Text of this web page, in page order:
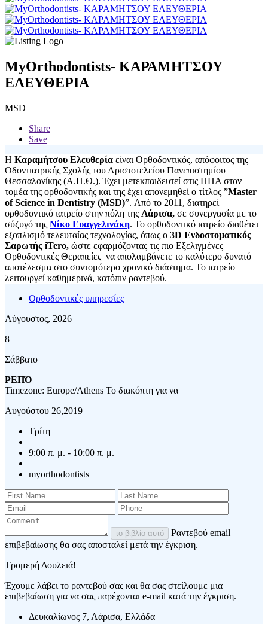
MyOrthodontists- ΚΑΡΑΜΗΤΣΟΥ
ΕΛΕΥΘΕΡΙΑ
MSD
Share
Save
Η Καραμήτσου Ελευθερία είναι Ορθοδοντικός, απόφοιτος της
Οδοντιατρικής Σχολής του Αριστοτελείου Πανεπιστημίου
Θεσσαλονίκης (Α.Π.Θ.). Έχει μετεκπαιδευτεί στις ΗΠΑ στον
τομέα της ορθοδοντικής και της έχει απονεμηθεί ο τίτλος ”Master
of Science in Dentistry (MSD)”. Από το 2011, διατηρεί
ορθοδοντικό ιατρείο στην πόλη της Λάρισα, σε συνεργασία με το
σύζυγό της Νίκο Ευαγγελινάκη. Το ορθοδοντικό ιατρείο διαθέτει
εξοπλισμό τελευταίας τεχνολογίας, όπως ο 3D Ενδοστοματικός
Σαρωτής iTero, ώστε εφαρμόζοντας τις πιο Εξελιγμένες
Ορθοδοντικές Θεραπείες να απολαμβάνετε το καλύτερο δυνατό
αποτέλεσμα στο συντομότερο χρονικό διάστημα. Το ιατρείο
λειτουργεί καθημερινά, κατόπιν ραντεβού.
Ορθοδοντικές υπηρεσίες
Αύγουστος, 2026
8
Σάββατο
ΡΕΠΌ
Timezone: Europe/Athens Το διακόπτη για να
Αυγούστου 26,2019
Τρίτη
9:00 π. μ. - 10:00 π. μ.
myorthodontists
το βιβλίο αυτό
Ραντεβού email
επιβεβαίωσης θα σας αποσταλεί μετά την έγκριση.
Τρομερή Δουλειά!
Έχουμε λάβει το ραντεβού σας και θα σας στείλουμε μια
επιβεβαίωση για να σας παρέχονται e-mail κατά την έγκριση.
Δευκαλίωνος 7, Λάρισα, Ελλάδα